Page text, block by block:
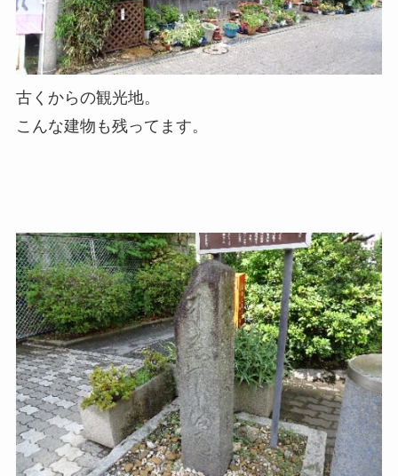
古くからの観光地。
こんな建物も残ってます。